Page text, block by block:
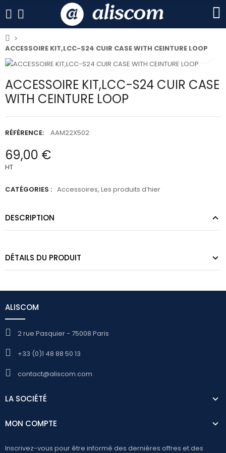
ACCESSOIRE KIT,LCC-S24 CUIR CASE WITH CEINTURE LOOP
ACCESSOIRE KIT,LCC-S24 CUIR CASE
WITH CEINTURE LOOP
RÉFÉRENCE: AAM22X502
69,00 €
HT
CATÉGORIES : Accessoires, Les produits d’hier
DESCRIPTION
DÉTAILS DU PRODUIT
ALISCOM
2 rue Pasquier - 75008 Paris
+33 (0)1 48 88 50 13
contact@aliscom.com
LA SOCIÉTÉ
MON COMPTE
Inscrivez-vous pour être informé des dernières offres et des